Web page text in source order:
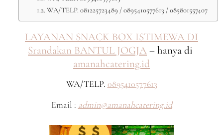
WA/TELP. 081225723489 / 0895410577613 / 085801557407
LAYANAN SNACK BOX ISTIMEWA DI
Srandakan BANTUL JOGJA – hanya di
amanahcatering.id
WA/TELP. 0895410577613
Email : admin@amanahcatering.id